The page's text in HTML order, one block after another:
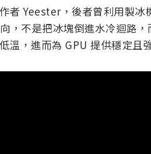
者 Yeester，後者曾利用製冰
，不是把冰塊倒進水冷迴路
溫，進而為 GPU 提供穩定且